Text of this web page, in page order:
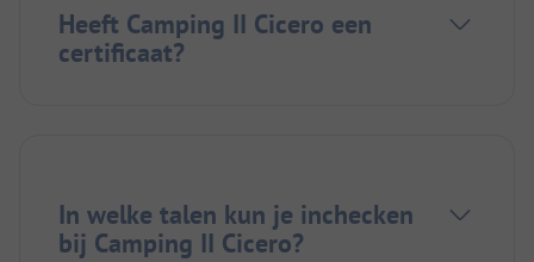
Heeft Camping II Cicero een
certificaat?
In welke talen kun je inchecken
bij Camping II Cicero?